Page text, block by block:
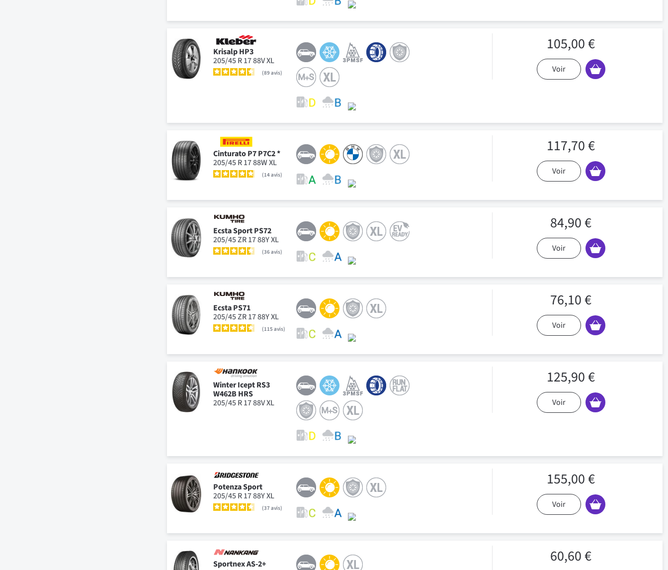
Krisalp HP3
205/45 R 17 88V XL
89avis
105,00 €
Voir
Cinturato P7 P7C2 *
205/45 R 17 88W XL
14avis
117,70 €
Voir
Ecsta Sport PS72
205/45 ZR 17 88Y XL
36avis
84,90 €
Voir
Ecsta PS71
205/45 ZR 17 88Y XL
115avis
76,10 €
Voir
Winter Icept RS3
W462B HRS
205/45 R 17 88V XL
125,90 €
Voir
Potenza Sport
205/45 R 17 88Y XL
37avis
155,00 €
Voir
Sportnex AS-2+
60,60 €